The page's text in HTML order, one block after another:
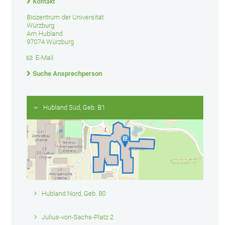
Kontakt
Biozentrum der Universität
Würzburg
Am Hubland
97074 Würzburg
E-Mail
Suche Ansprechperson
Hubland Süd, Geb. B1
Hubland Nord, Geb. 80
Julius-von-Sachs-Platz 2